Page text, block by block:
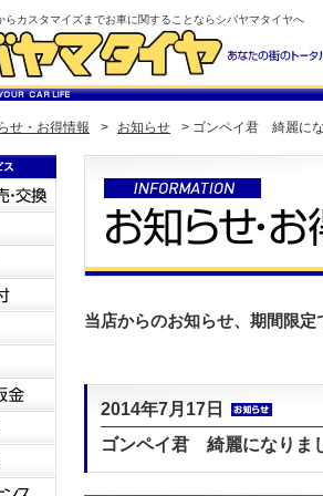
らカスタマイズまでお車に関することならシバヤマタイヤへ
せ・お得情報 > お知らせ > ゴンペイ君 綺麗に
当店からのお知らせ、期間限
2014年7月17日
ゴンペイ君 綺麗になりま